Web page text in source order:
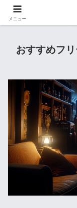
おすすめフ
メニュー